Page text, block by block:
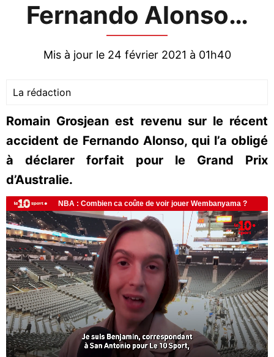
Fernando Alonso…
Mis à jour le 24 février 2021 à 01h40
La rédaction
Romain Grosjean est revenu sur le récent
accident de Fernando Alonso, qui l’a obligé
à déclarer forfait pour le Grand Prix
d’Australie.